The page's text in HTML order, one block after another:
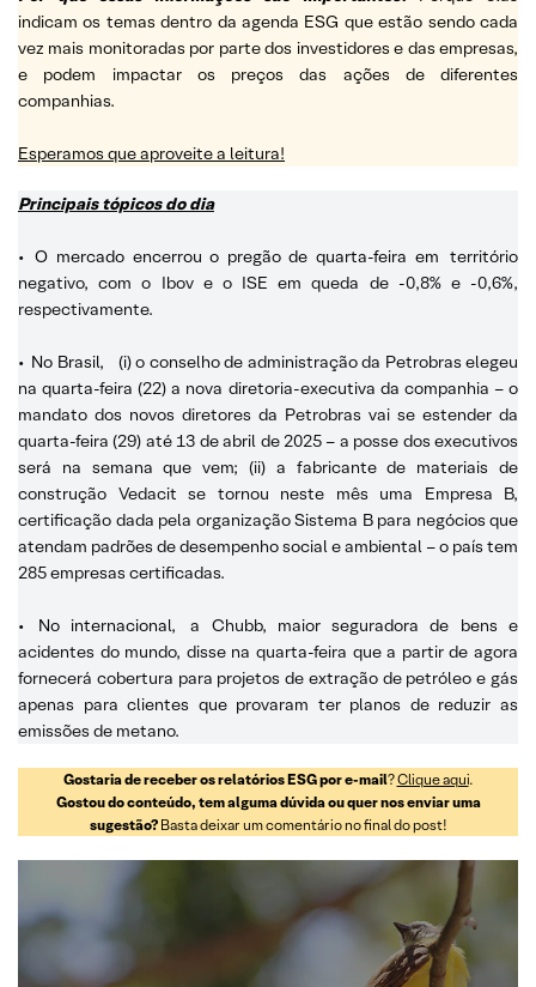
indicam os temas dentro da agenda ESG que estão sendo cada
vez mais monitoradas por parte dos investidores e das empresas,
e podem impactar os preços das ações de diferentes
companhias.
Esperamos que aproveite a leitura!
Principais tópicos do dia
• O mercado encerrou o pregão de quarta-feira em território
negativo, com o Ibov e o ISE em queda de -0,8% e -0,6%,
respectivamente.
• No Brasil,
(i) o conselho de administração da Petrobras elegeu
na quarta-feira (22) a nova diretoria-executiva da companhia – o
mandato dos novos diretores da Petrobras vai se estender da
quarta-feira (29) até 13 de abril de 2025 – a posse dos executivos
será na semana que vem; (ii) a fabricante de materiais de
construção Vedacit se tornou neste mês uma Empresa B,
certificação dada pela organização Sistema B para negócios que
atendam padrões de desempenho social e ambiental – o país tem
285 empresas certificadas.
• No internacional,
a Chubb, maior seguradora de bens e
acidentes do mundo, disse na quarta-feira que a partir de agora
fornecerá cobertura para projetos de extração de petróleo e gás
apenas para clientes que provaram ter planos de reduzir as
emissões de metano.
Gostaria de receber os relatórios ESG por e-mail?Clique aqui.
Gostou do conteúdo, tem alguma dúvida ou quer nos enviar uma
sugestão?Basta deixar um comentário no final do post!